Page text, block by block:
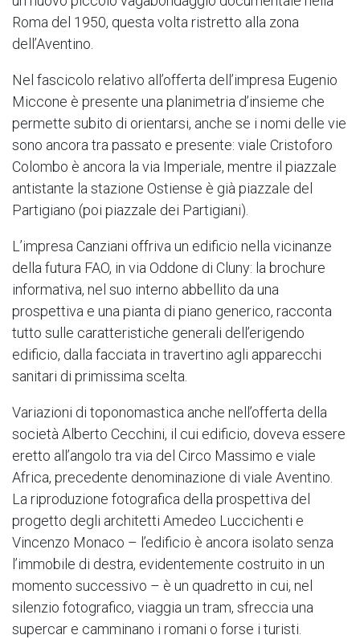
Roma del 1950, questa volta ristretto alla zona
dell’Aventino.
Nel fascicolo relativo all’offerta dell’impresa Eugenio
Miccone è presente una planimetria d’insieme che
permette subito di orientarsi, anche se i nomi delle vie
sono ancora tra passato e presente: viale Cristoforo
Colombo è ancora la via Imperiale, mentre il piazzale
antistante la stazione Ostiense è già piazzale del
Partigiano (poi piazzale dei Partigiani).
L’impresa Canziani offriva un edificio nella vicinanze
della futura FAO, in via Oddone di Cluny: la brochure
informativa, nel suo interno abbellito da una
prospettiva e una pianta di piano generico, racconta
tutto sulle caratteristiche generali dell’erigendo
edificio, dalla facciata in travertino agli apparecchi
sanitari di primissima scelta.
Variazioni di toponomastica anche nell’offerta della
società Alberto Cecchini, il cui edificio, doveva essere
eretto all’angolo tra via del Circo Massimo e viale
Africa, precedente denominazione di viale Aventino.
La riproduzione fotografica della prospettiva del
progetto degli architetti Amedeo Luccichenti e
Vincenzo Monaco – l’edificio è ancora isolato senza
l’immobile di destra, evidentemente costruito in un
momento successivo – è un quadretto in cui, nel
silenzio fotografico, viaggia un tram, sfreccia una
supercar e camminano i romani o forse i turisti.